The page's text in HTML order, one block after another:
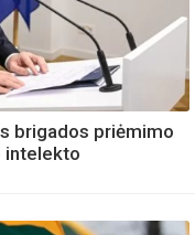
brigados priėmimo
intelekto